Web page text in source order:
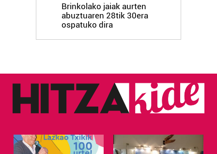
Brinkolako jaiak aurten
abuztuaren 28tik 30era
ospatuko dira